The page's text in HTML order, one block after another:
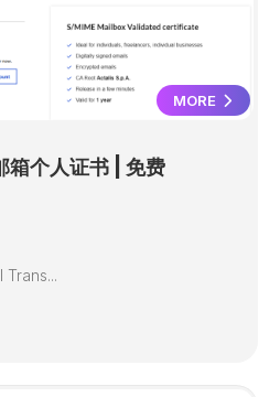
MORE
箱个人证书 | 免费
Trans...